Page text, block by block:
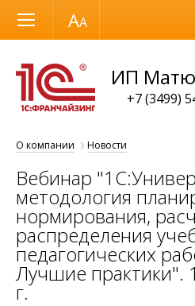
Размер шрифта
ИП
+7 (3499)
О компании Новости
Вебинар
методология
нормирования,
распределения
педагогических
Лучшие практики".
г.